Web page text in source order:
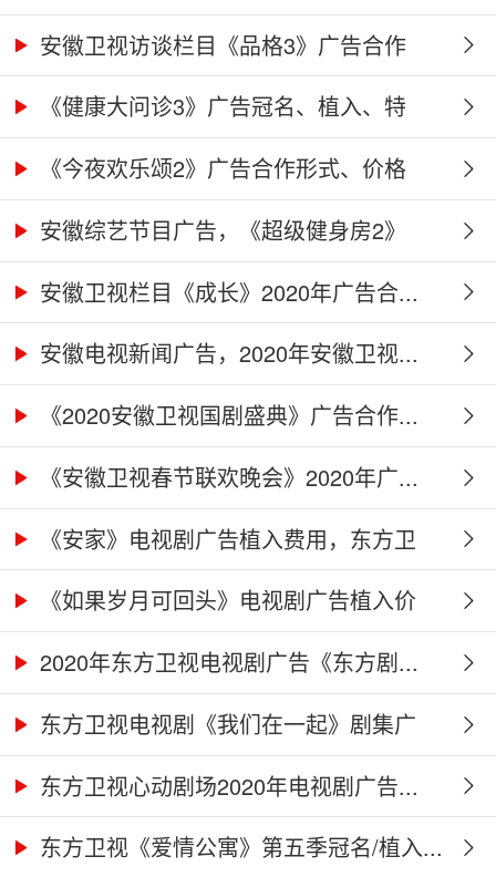
名、...
安徽卫视访谈栏目《品格3》广告合作
权...《健康大问诊3》广告冠名、植入、特
别...《今夜欢乐颂2》广告合作形式、价格
及...安徽综艺节目广告，《超级健身房2》
广...安徽卫视栏目《成长》2020年广告合...
安徽电视新闻广告，2020年安徽卫视...
《2020安徽卫视国剧盛典》广告合作...
《安徽卫视春节联欢晚会》2020年广...
《安家》电视剧广告植入费用，东方卫
视...《如果岁月可回头》电视剧广告植入价
格...2020年东方卫视电视剧广告《东方剧...
东方卫视电视剧《我们在一起》剧集广
告...东方卫视心动剧场2020年电视剧广告...
东方卫视《爱情公寓》第五季冠名/植入...